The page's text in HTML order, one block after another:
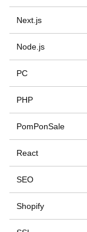
Next.js
Node.js
PC
PHP
PomPonSale
React
SEO
Shopify